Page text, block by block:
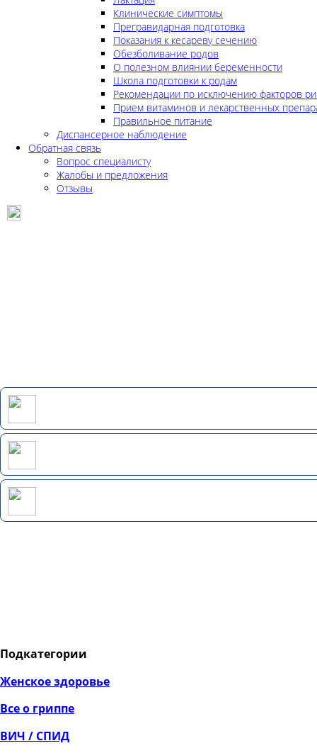
Клинические симптомы
Прегравидарная подготовка
Показания к кесареву сечению
Обезболивание родов
О полезном влиянии беременности
Школа подготовки к родам
Рекомендации по исключению факторов
Прием витаминов и лекарственных
Правильное питание
Диспансерное наблюдение
Обратная связь
Вопрос специалисту
Жалобы и предложения
Отзывы
Подкатегории
Женское здоровье
Все о гриппе
ВИЧ / СПИД